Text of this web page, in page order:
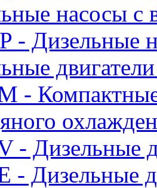
насосы
- Дизельные
-
- Дизельные
- Дизельные